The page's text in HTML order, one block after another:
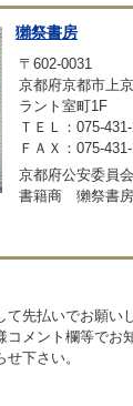
獺祭書房
〒602-0031
京都府京都市上
ラント室町1F
ＴＥＬ：075-
ＦＡＸ：075-
京都府公安委員
書籍商 獺祭書房
て先払いでお願
コメント欄等で
下さい。